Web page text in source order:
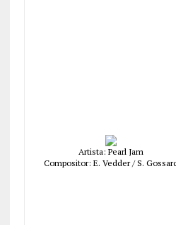
Artista: Pearl Jam
Compositor: E. Vedder / S.